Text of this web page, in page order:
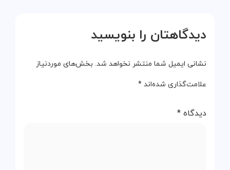
دیدگاهتان را بنویسید
نشانی ایمیل شما منتشر نخواهد شد. بخش‌های موردنیاز
علامت‌گذاری شده‌اند *
دیدگاه *